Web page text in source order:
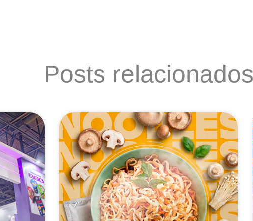
Posts relacionados